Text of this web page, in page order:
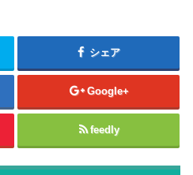
シェア
Google+
feedly